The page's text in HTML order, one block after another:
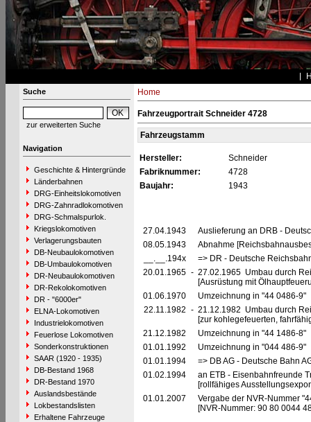
Suche
zur erweiterten Suche
Navigation
Geschichte & Hintergründe
Länderbahnen
DRG-Einheitslokomotiven
DRG-Zahnradlokomotiven
DRG-Schmalspurlok.
Kriegslokomotiven
Verlagerungsbauten
DB-Neubaulokomotiven
DB-Umbaulokomotiven
DR-Neubaulokomotiven
DR-Rekolokomotiven
DR - "6000er"
ELNA-Lokomotiven
Industrielokomotiven
Feuerlose Lokomotiven
Sonderkonstruktionen
SAAR (1920 - 1935)
DB-Bestand 1968
DR-Bestand 1970
Auslandsbestände
Lokbestandslisten
Erhaltene Fahrzeuge
Home
Fahrzeugportrait Schneider 4728
Fahrzeugstamm
Hersteller:
Schneider
Fabriknummer:
4728
Baujahr:
1943
27.04.1943
Auslieferung an DRB -
08.05.1943
Abnahme
__.__.194x
=> DR - Deutsche
20.01.1965 - 27.02.1965 Umbau durch
[Ausrüstung mit
01.06.1970
Umzeichnung in "44 0486-9"
22.11.1982 - 21.12.1982 Umbau durch
[zur kohlegefeuerten,
21.12.1982
Umzeichnung in "44 1486-8"
01.01.1992
Umzeichnung in "044 486-9"
01.01.1994
=> DB AG - Deutsche Bahn
01.02.1994
an ETB - Eisenbahnfreunde
[rollfähiges
01.01.2007
Vergabe der NVR-Nummer
[NVR-Nummer: 90 80 0044